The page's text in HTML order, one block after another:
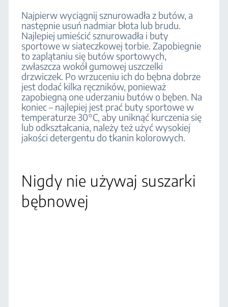
Najpierw wyciągnij sznurowadła z butów, a
następnie usuń nadmiar błota lub brudu.
Najlepiej umieścić sznurowadła i buty
sportowe w siateczkowej torbie. Zapobiegnie
to zaplątaniu się butów sportowych,
zwłaszcza wokół gumowej uszczelki
drzwiczek. Po wrzuceniu ich do bębna dobrze
jest dodać kilka ręczników, ponieważ
zapobiegną one uderzaniu butów o bęben. Na
koniec – najlepiej jest prać buty sportowe w
temperaturze 30°C, aby uniknąć kurczenia się
lub odkształcania, należy też użyć wysokiej
jakości detergentu do tkanin kolorowych.
Nigdy nie używaj suszarki
bębnowej